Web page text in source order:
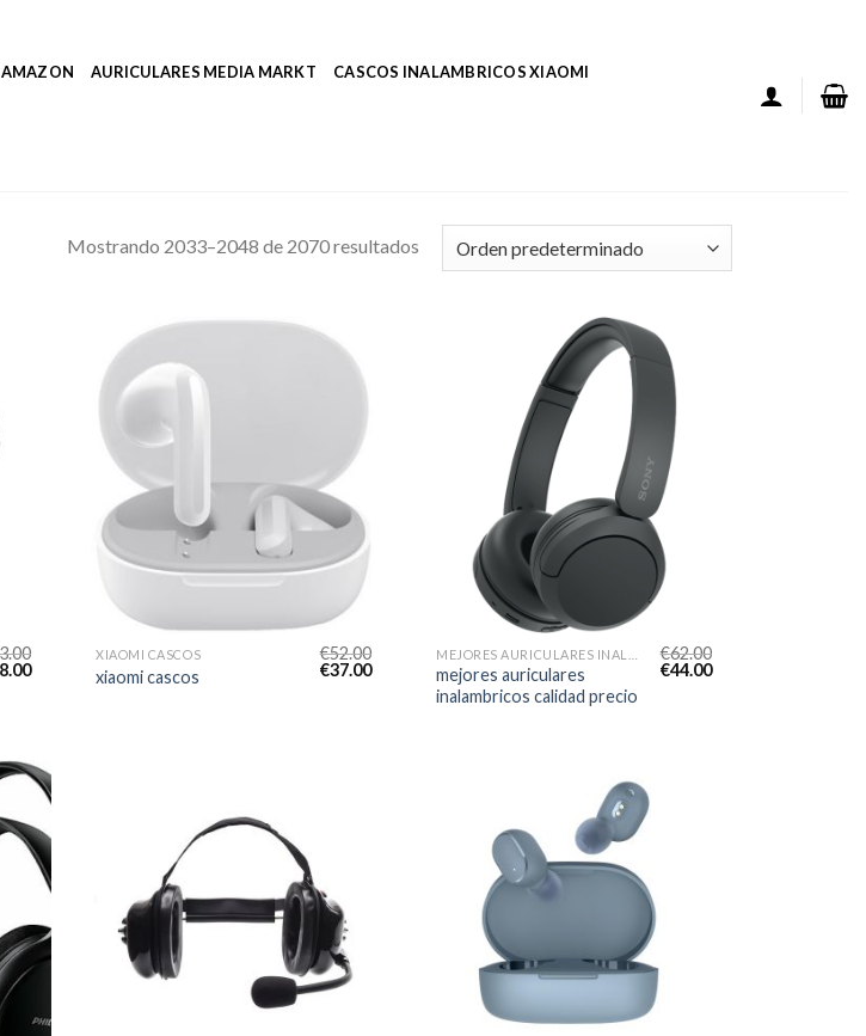
AURICULARES MEDIA MARKT CASCOS INALAMBRICOS XIAOMI
Mostrando 2033–2048 de 2070 resultados
XIAOMI CASCOS
xiaomi cascos
€52.00
€37.00
mejores auriculares
inalambricos calidad precio
€62.00
€44.00